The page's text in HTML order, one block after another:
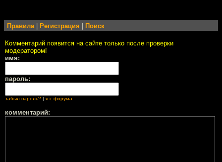
Правила| Регистрация Поиск
Комментарий появится на сайте только после проверки
модератором!
имя:
пароль:
забыл пароль? я с форума
комментарий: